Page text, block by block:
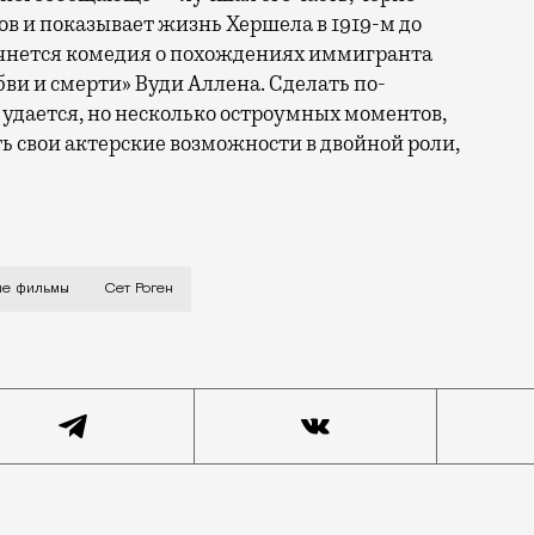
и показывает жизнь Хершела в 1919-м до
комедия о похождениях иммигранта
и смерти» Вуди Аллена. Сделать по-
но несколько остроумных моментов,
свои актерские возможности в двойной роли,
жизни, не посмотрев на нее свежим взглядом со
фильмы Сет Роген